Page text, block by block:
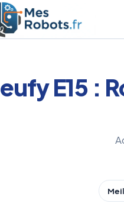
eufy E15 :